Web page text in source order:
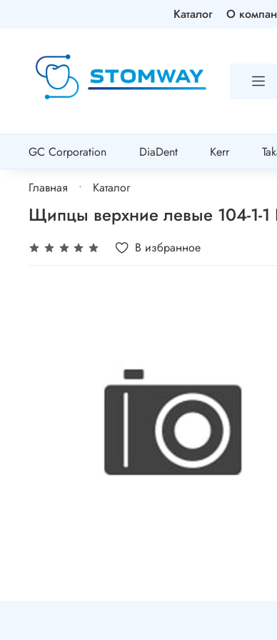
Каталог О
GC Corporation DiaDent Kerr
Главная Каталог
Щипцы верхние левые 104-1-
В избранное